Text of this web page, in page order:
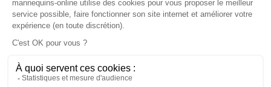
Les mannequins sont idéales pour les magasins de détail, en
étalages de magasin ou décoration de vitrine. Ils ont
d'afficher leurs produits ou prendre des photos.